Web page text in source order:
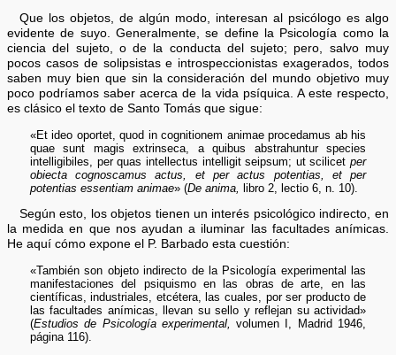
Que los objetos, de algún modo, interesan al psicólogo es algo
evidente de suyo. Generalmente, se define la Psicología como la
ciencia del sujeto, o de la conducta del sujeto; pero, salvo muy
pocos casos de solipsistas e introspeccionistas exagerados, todos
saben muy bien que sin la consideración del mundo objetivo muy
poco podríamos saber acerca de la vida psíquica. A este respecto,
es clásico el texto de Santo Tomás que sigue:
«Et ideo oportet, quod in cognitionem animae procedamus ab his
quae sunt magis extrinseca, a quibus abstrahuntur species
intelligibiles, per quas intellectus intelligit seipsum; ut scilicetper
obiecta cognoscamus actus, et per actus potentias, et per
potentias essentiam animae» (De anima, libro 2, lectio 6, n. 10).
Según esto, los objetos tienen un interés psicológico indirecto, en
la medida en que nos ayudan a iluminar las facultades anímicas.
He aquí cómo expone el P. Barbado esta cuestión:
«También son objeto indirecto de la Psicología experimental las
manifestaciones del psiquismo en las obras de arte, en las
científicas, industriales, etcétera, las cuales, por ser producto de
las facultades anímicas, llevan su sello y reflejan su actividad»
(Estudios de Psicología experimental,
volumen I, Madrid 1946,
página 116).